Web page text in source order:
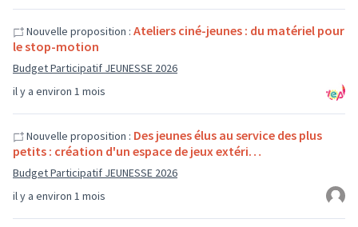
il y a environ 1 mois
Nouvelle proposition : Ateliers ciné-jeunes : du matériel pour
le stop-motion
Budget Participatif JEUNESSE 2026
il y a environ 1 mois
Nouvelle proposition : Des jeunes élus au service des plus
petits : création d'un espace de jeux extéri…
Budget Participatif JEUNESSE 2026